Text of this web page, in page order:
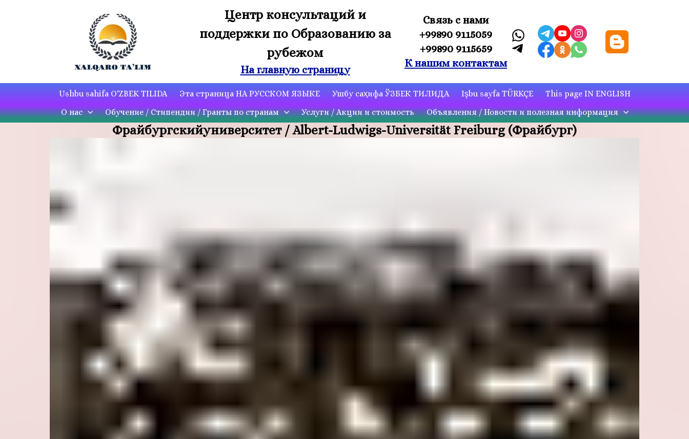
Центр консультаций и
поддержки по Образованию за
рубежом
На главную страницу
Связь с нами
+99890 9115059
+99890 9115659
К нашим контактам
Ushbu sahifa O'ZBEK TILIDA Эта страница НА РУССКОМ ЯЗЫКЕ Ушбу саҳифа ЎЗБЕК ТИЛИДА Işbu sayfa TÜRKÇE
This page IN ENGLISH
О нас
Обучение / Стипендии / Гранты по странам Услуги / Акции и стоимость Объявления / Новости и полезная информация
Фрайбургскийуниверситет / Albert-Ludwigs-Universität Freiburg (Фрайбург)